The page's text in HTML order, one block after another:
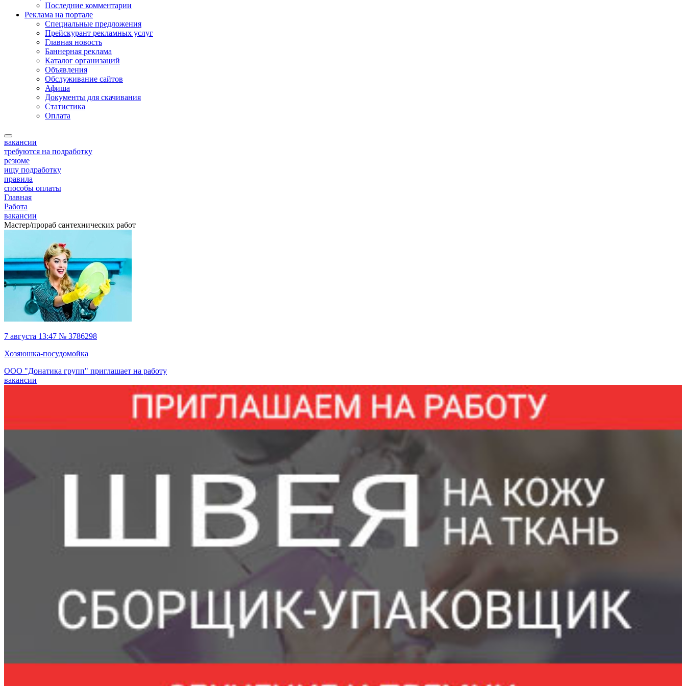
Последние комментарии
Реклама на портале
Специальные предложения
Прейскурант рекламных услуг
Главная новость
Баннерная реклама
Каталог организаций
Объявления
Обслуживание сайтов
Афиша
Документы для скачивания
Статистика
Оплата
вакансии
требуются на подработку
резюме
ищу подработку
правила
способы оплаты
Главная
Работа
вакансии
Мастер/прораб сантехнических работ
7 августа 13:47 № 3786298
Хозяюшка-посудомойка
ООО "Донатика групп" приглашает на работу
вакансии